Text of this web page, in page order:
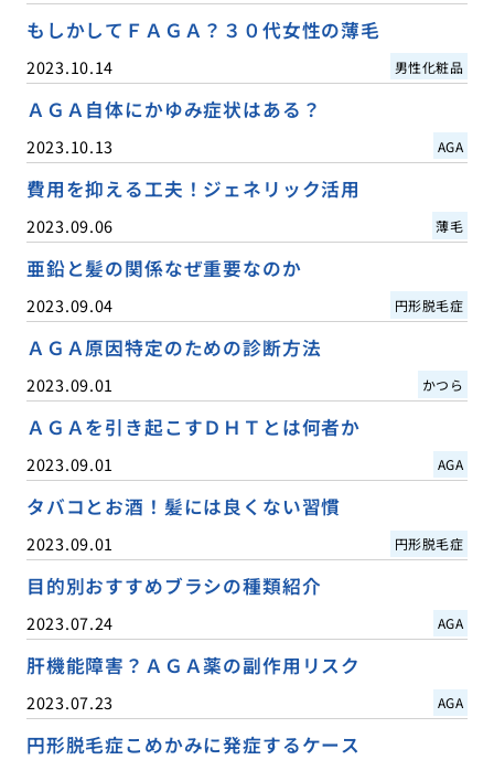
もしかしてＦＡＧＡ？３０代女性の薄毛
2023.10.14 男性化粧品
ＡＧＡ自体にかゆみ症状はある？
2023.10.13 AGA
費用を抑える工夫！ジェネリック活用
2023.09.06 薄毛
亜鉛と髪の関係なぜ重要なのか
2023.09.04 円形脱毛症
ＡＧＡ原因特定のための診断方法
2023.09.01 かつら
ＡＧＡを引き起こすＤＨＴとは何者か
2023.09.01 AGA
タバコとお酒！髪には良くない習慣
2023.09.01 円形脱毛症
目的別おすすめブラシの種類紹介
2023.07.24 AGA
肝機能障害？ＡＧＡ薬の副作用リスク
2023.07.23 AGA
円形脱毛症こめかみに発症するケース